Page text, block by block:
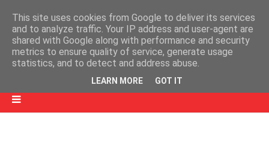
This site uses cookies from Google to deliver its services
and to analyze traffic. Your IP address and user-agent are
shared with Google along with performance and security
metrics to ensure quality of service, generate usage
statistics, and to detect and address abuse.
LEARN MORE GOT IT